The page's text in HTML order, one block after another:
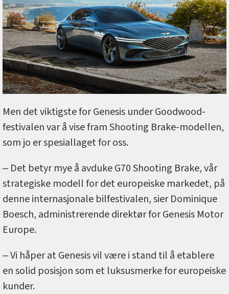
Men det viktigste for Genesis under Goodwood-
festivalen var å vise fram Shooting Brake-modellen,
som jo er spesiallaget for oss.
‒ Det betyr mye å avduke G70 Shooting Brake, vår
strategiske modell for det europeiske markedet, på
denne internasjonale bilfestivalen, sier Dominique
Boesch, administrerende direktør for Genesis Motor
Europe.
‒ Vi håper at Genesis vil være i stand til å etablere
en solid posisjon som et luksusmerke for europeiske
kunder.